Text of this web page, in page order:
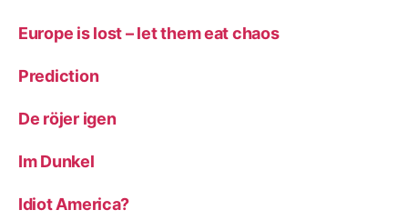
Europe is lost – let them eat chaos
Prediction
De röjer igen
Im Dunkel
Idiot America?